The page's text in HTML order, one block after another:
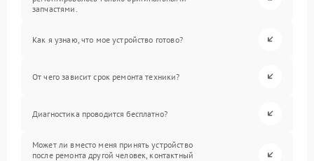
запчастями.
Как я узнаю, что мое устройство готово?
От чего зависит срок ремонта техники?
Диагностика проводится бесплатно?
Может ли вместо меня принять устройство
после ремонта другой человек, контактный